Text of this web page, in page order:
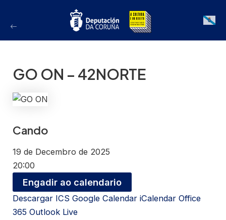
Galician
GO ON – 42NORTE
Cando
19 de Decembro de 2025
20:00
Engadir ao calendario
Descargar ICS Google Calendar iCalendar Office
365 Outlook Live